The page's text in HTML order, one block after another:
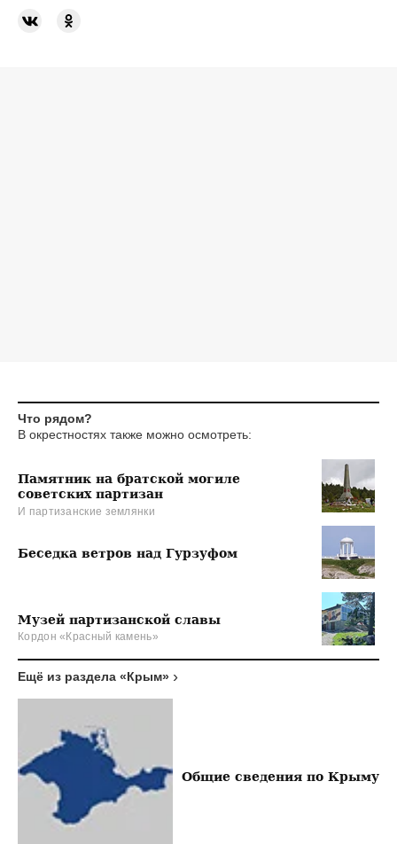
Что рядом?
В окрестностях также можно осмотреть:
Памятник на братской могиле
советских партизан
И партизанские землянки
Беседка ветров над Гурзуфом
Музей партизанской славы
Кордон «Красный камень»
Ещё из раздела «Крым»
Общие сведения по Крыму